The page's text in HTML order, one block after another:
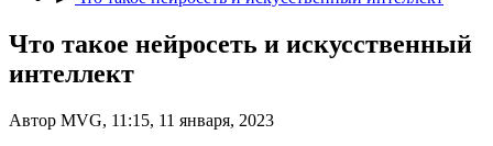
Что такое нейросеть и искусственный
интеллект
Автор MVG, 11:15, 11 января, 2023